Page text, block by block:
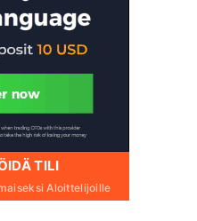
TILI
Aloittelijoille